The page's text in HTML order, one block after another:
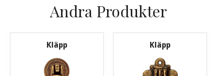
Andra Produkter
Kläpp Kläpp